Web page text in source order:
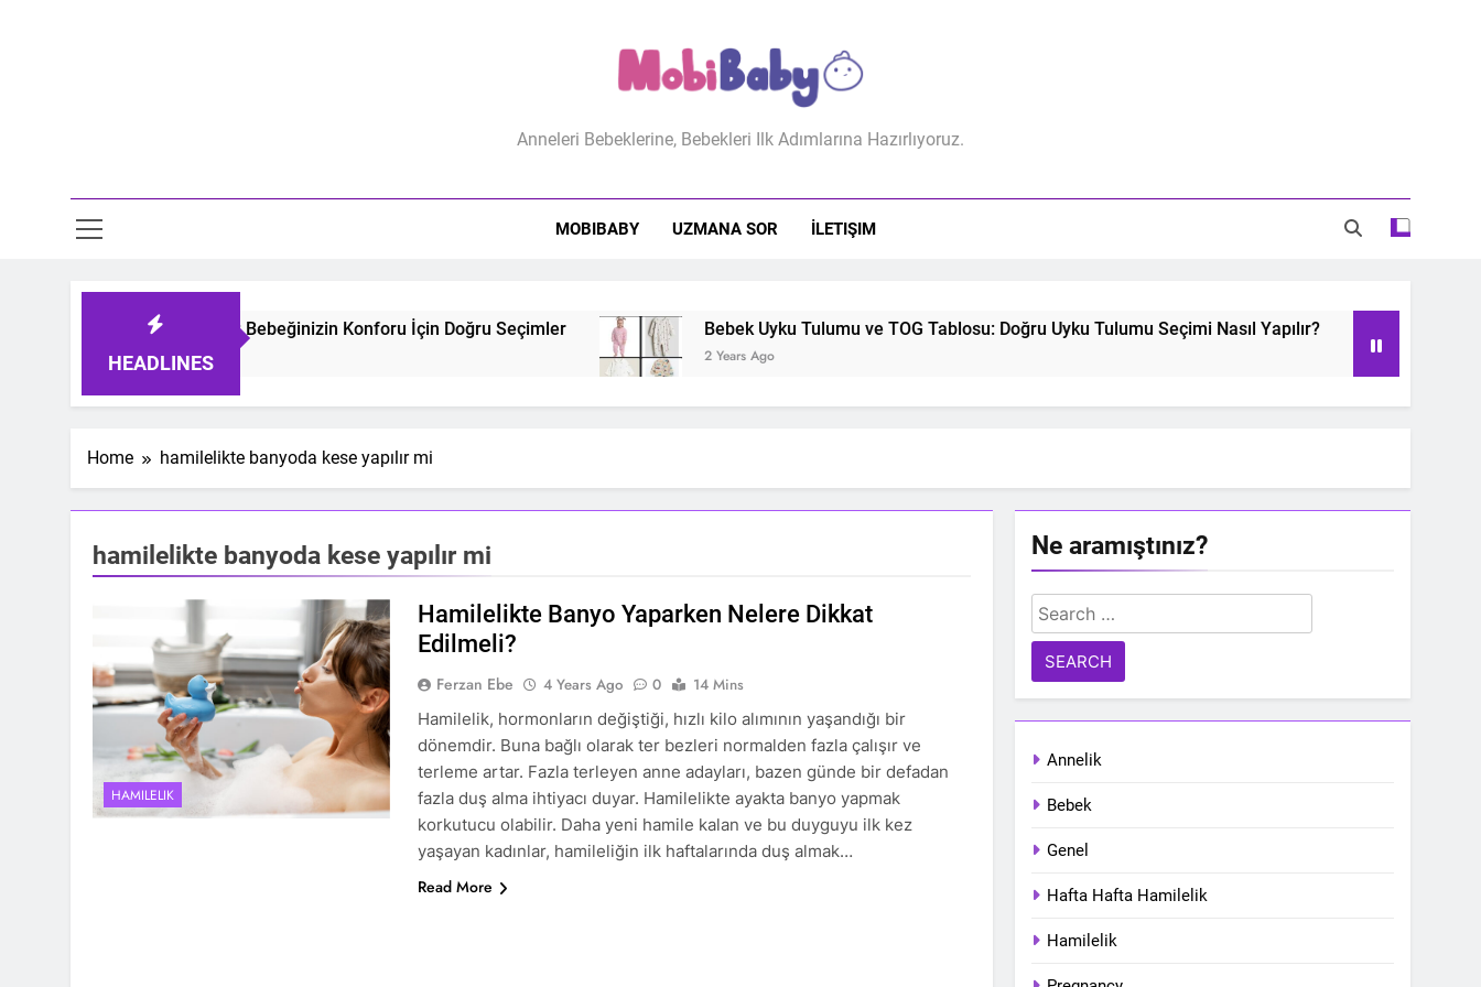
MobiBaby
Anneleri Bebeklerine, Bebekleri Ilk Adımlarına Hazırlıyoruz.
MOBIBABY UZMANA SOR İLETIŞIM
HEADLINES
Bebek Uyku Tulumları: Bebeğinizin Konforu İçin Doğru Seçimler Bebek Uyku Tulumu ve TOG Tablosu: Doğru Uyku Tulumu Seçimi Nasıl Yapılır?
2 Years Ago
Home hamilelikte banyoda kese yapılır mi
hamilelikte banyoda kese yapılır mi
HAMILELIK
Hamilelikte Banyo Yaparken Nelere Dikkat
Edilmeli?
Ferzan Ebe 4 Years Ago 0
14 Mins
Hamilelik, hormonların değiştiği, hızlı kilo alımının yaşandığı bir
dönemdir. Buna bağlı olarak ter bezleri normalden fazla çalışır ve
terleme artar. Fazla terleyen anne adayları, bazen günde bir defadan
fazla duş alma ihtiyacı duyar. Hamilelikte ayakta banyo yapmak
korkutucu olabilir. Daha yeni hamile kalan ve bu duyguyu ilk kez
yaşayan kadınlar, hamileliğin ilk haftalarında duş almak…
Read More
Ne aramıştınız?
Search
for:
Annelik
Bebek
Genel
Hafta Hafta Hamilelik
Hamilelik